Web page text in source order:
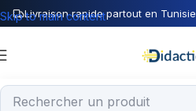
Livraison rapide partout en Tunisie
Skip to main content